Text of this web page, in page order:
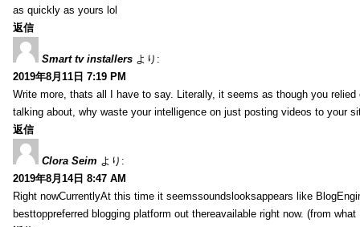
as quickly as yours lol
返信
Smart tv installers より:
2019年8月11日 7:19 PM
Write more, thats all I have to say. Literally, it seems as though you
talking about, why waste your intelligence on just posting videos to your
返信
Clora Seim より:
2019年8月14日 8:47 AM
Right nowCurrentlyAt this time it seemssoundslooksappears like
besttoppreferred blogging platform out thereavailable right now. (from